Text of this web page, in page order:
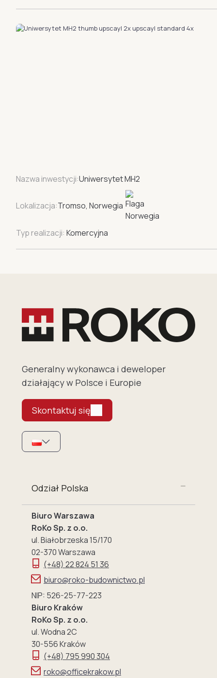
Nazwa inwestycji:Uniwersytet MH2
Lokalizacja:Tromso, Norwegia
Typ realizacji: Komercyjna
Generalny wykonawca i deweloper
działający w Polsce i Europie
Skontaktuj się
Odział Polska
Biuro Warszawa
RoKo Sp. z o.o.
ul. Białobrzeska 15/170
02-370 Warszawa
(+48) 22 824 51 36
biuro@roko-budownictwo.pl
NIP: 526-25-77-223
Biuro Kraków
RoKo Sp. z o.o.
ul. Wodna 2C
30-556 Kraków
(+48) 795 990 304
roko@officekrakow.pl